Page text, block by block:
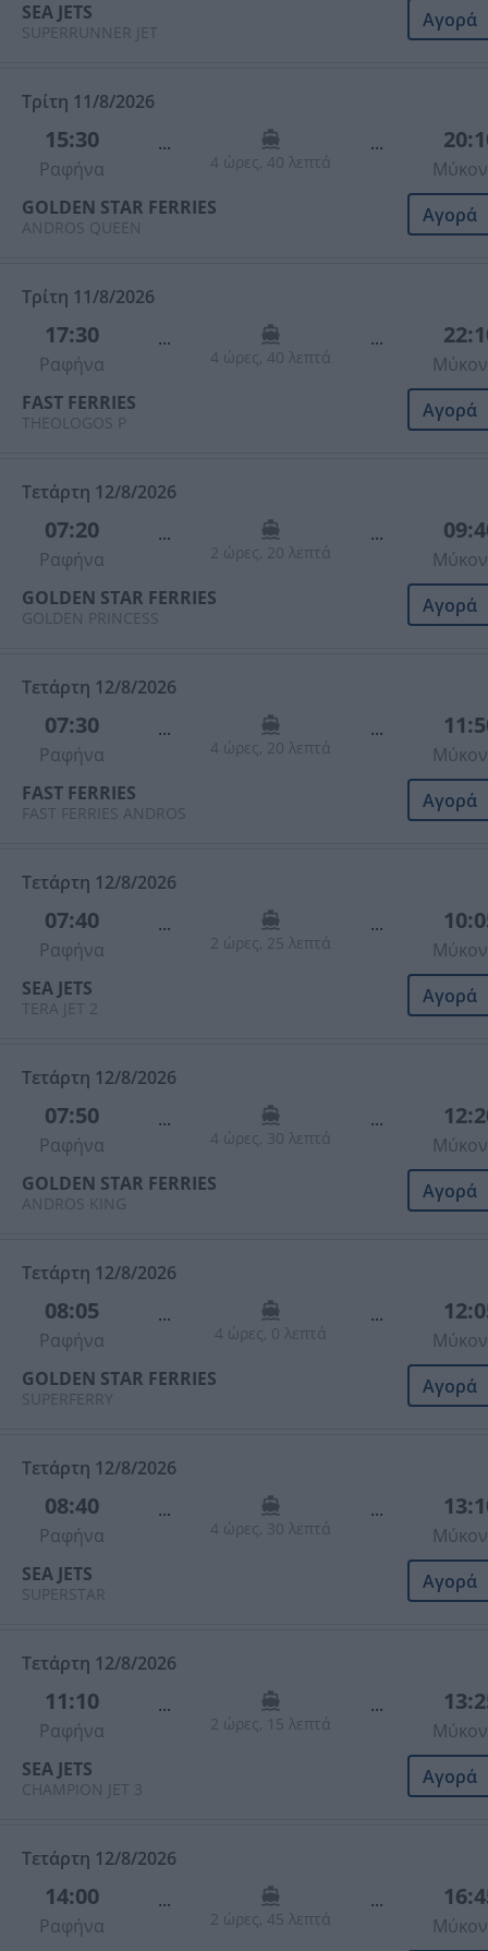
SEA JETS
SUPERRUNNER JET
Αγορά
Τρίτη 11/8/2026
15:30
Ραφήνα
...
4 ώρες, 40 λεπτά
...
GOLDEN STAR FERRIES
ANDROS QUEEN
Αγορά
Τρίτη 11/8/2026
17:30
Ραφήνα
...
4 ώρες, 40 λεπτά
...
FAST FERRIES
THEOLOGOS P
Αγορά
Τετάρτη 12/8/2026
07:20
Ραφήνα
...
2 ώρες, 20 λεπτά
...
GOLDEN STAR FERRIES
GOLDEN PRINCESS
Αγορά
Τετάρτη 12/8/2026
07:30
Ραφήνα
...
4 ώρες, 20 λεπτά
...
FAST FERRIES
FAST FERRIES ANDROS
Αγορά
Τετάρτη 12/8/2026
07:40
Ραφήνα
...
2 ώρες, 25 λεπτά
...
SEA JETS
TERA JET 2
Αγορά
Τετάρτη 12/8/2026
07:50
Ραφήνα
...
4 ώρες, 30 λεπτά
...
GOLDEN STAR FERRIES
ANDROS KING
Αγορά
Τετάρτη 12/8/2026
08:05
Ραφήνα
...
4 ώρες, 0 λεπτά
...
GOLDEN STAR FERRIES
SUPERFERRY
Αγορά
Τετάρτη 12/8/2026
08:40
Ραφήνα
...
4 ώρες, 30 λεπτά
...
SEA JETS
SUPERSTAR
Αγορά
Τετάρτη 12/8/2026
11:10
Ραφήνα
...
2 ώρες, 15 λεπτά
...
SEA JETS
CHAMPION JET 3
Αγορά
Τετάρτη 12/8/2026
14:00
Ραφήνα
...
2 ώρες, 45 λεπτά
...